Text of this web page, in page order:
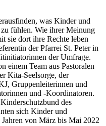
was Kinder und
fühlen. Wie ihrer Meinung
sie dort ihre Rechte leben
der Pfarrei St. Peter in
der Umfrage.
einem Team aus Pastoralen
Kita-Seelsorge, der
Gruppenleiterinnen und
und -Koordinatoren.
des
sich Kinder und
von März bis Mai 2022